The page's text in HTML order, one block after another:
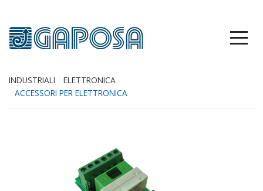
INDUSTRIALI
ELETTRONICA
ACCESSORI PER ELETTRONICA